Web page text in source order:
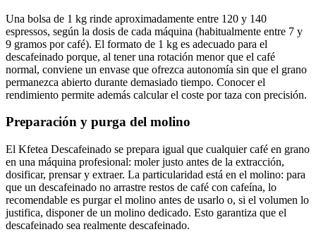
Una bolsa de 1 kg rinde aproximadamente entre 120 y 140
espressos, según la dosis de cada máquina (habitualmente entre 7 y
9 gramos por café). El formato de 1 kg es adecuado para el
descafeinado porque, al tener una rotación menor que el café
normal, conviene un envase que ofrezca autonomía sin que el grano
permanezca abierto durante demasiado tiempo. Conocer el
rendimiento permite además calcular el coste por taza con precisión.
Preparación y purga del molino
El Kfetea Descafeinado se prepara igual que cualquier café en grano
en una máquina profesional: moler justo antes de la extracción,
dosificar, prensar y extraer. La particularidad está en el molino: para
que un descafeinado no arrastre restos de café con cafeína, lo
recomendable es purgar el molino antes de usarlo o, si el volumen lo
justifica, disponer de un molino dedicado. Esto garantiza que el
descafeinado sea realmente descafeinado.